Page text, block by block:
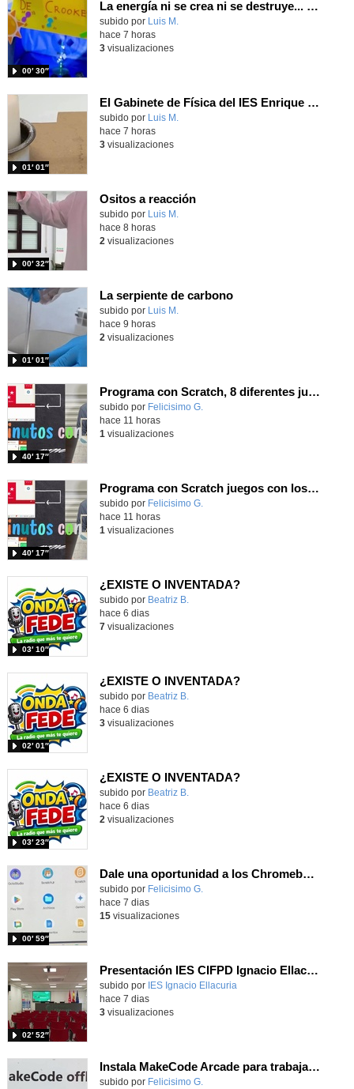
La energía ni se crea ni se destruye... ¡se experimenta! El Tierno en la Feria Madrid es Ciencia 2026
Contenido educativo.
subido por Luis M.
00′ 30″
hace 7 horas
3visualizaciones
El Gabinete de Física del IES Enrique Tierno Galván de Parla (Curso 25-26)
Contenido educativo.
subido por Luis M.
01′ 01″
hace 7 horas
3visualizaciones
Ositos a reacción
Contenido educativo.
subido por Luis M.
00′ 32″
hace 8 horas
2 visualizaciones
La serpiente de carbono
Contenido educativo.
subido por Luis M.
01′ 01″
hace 9 horas
2 visualizaciones
Programa con Scratch, 8 diferentes juegos para vivir la emoción de los partidos de España en el mundial 2026
Contenido educativo.
subido por Felicisimo G.
40′ 17″
hace 11 horas
1 visualizaciones
Programa con Scratch juegos con los partidos del mundial 2026 ganados por España
Contenido educativo.
subido por Felicisimo G.
40′ 17″
hace 11 horas
1 visualizaciones
¿EXISTE O INVENTADA?
Contenido educativo.
subido por Beatriz B.
03′ 10″
hace 6 dias
7visualizaciones
¿EXISTE O INVENTADA?
Contenido educativo.
subido por Beatriz B.
02′ 01″
hace 6 dias
3visualizaciones
¿EXISTE O INVENTADA?
Contenido educativo.
subido por Beatriz B.
03′ 23″
hace 6 dias
2 visualizaciones
Dale una oportunidad a los Chromebooks y utiliza un proyector para realizar talleres si no tienes pantallas táctiles
Contenido educativo.
subido por Felicisimo G.
00′ 59″
hace 7 dias
15visualizaciones
Presentación IES CIFPD Ignacio Ellacuría
Contenido educativo.
subido por IES Ignacio Ellacuria
02′ 52″
hace 7 dias
3visualizaciones
Instala MakeCode Arcade para trabajar offline en tu tablet, ordenador, Chromebook
Contenido educativo.
subido por Felicisimo G.